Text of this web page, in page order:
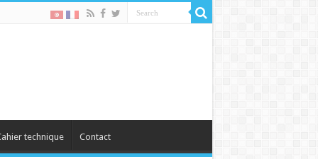
technique Contact